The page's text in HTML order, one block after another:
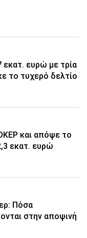
εκατ. ευρώ με τρία
το τυχερό δελτίο
και απόψε το
εκατ. ευρώ
Πόσα
στην αποψινή